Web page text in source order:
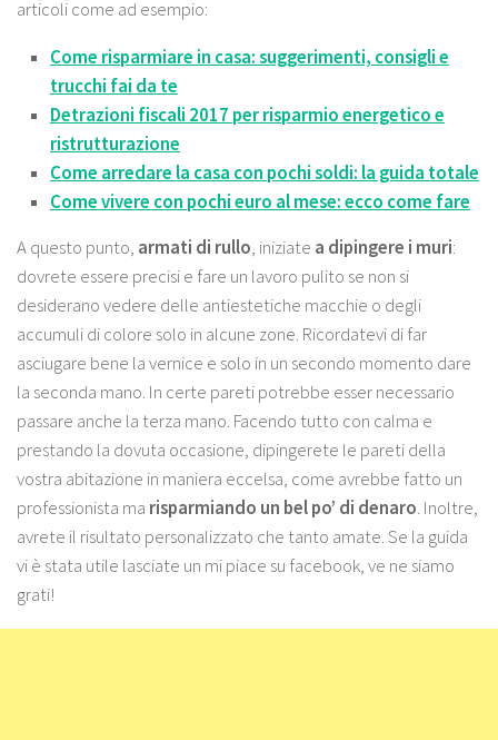
articoli come ad esempio:
Come risparmiare in casa: suggerimenti, consigli e
trucchi fai da te
Detrazioni fiscali 2017 per risparmio energetico e
ristrutturazione
Come arredare la casa con pochi soldi: la guida totale
Come vivere con pochi euro al mese: ecco come fare
A questo punto, armati di rullo, iniziate a dipingere i muri:
dovrete essere precisi e fare un lavoro pulito se non si
desiderano vedere delle antiestetiche macchie o degli
accumuli di colore solo in alcune zone. Ricordatevi di far
asciugare bene la vernice e solo in un secondo momento dare
la seconda mano. In certe pareti potrebbe esser necessario
passare anche la terza mano. Facendo tutto con calma e
prestando la dovuta occasione, dipingerete le pareti della
vostra abitazione in maniera eccelsa, come avrebbe fatto un
professionista ma risparmiando un bel po’ di denaro. Inoltre,
avrete il risultato personalizzato che tanto amate. Se la guida
vi è stata utile lasciate un mi piace su facebook, ve ne siamo
grati!